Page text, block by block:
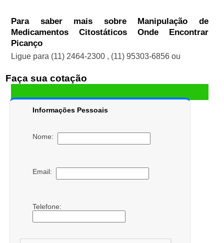
Para saber mais sobre Manipulação de
Medicamentos Citostáticos Onde Encontrar
Picanço
Ligue para (11) 2464-2300 , (11) 95303-6856 ou
Faça sua cotação
Informações Pessoais
Nome:
Email:
Telefone: